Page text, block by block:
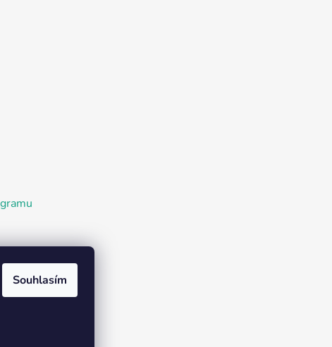
Souhlasím